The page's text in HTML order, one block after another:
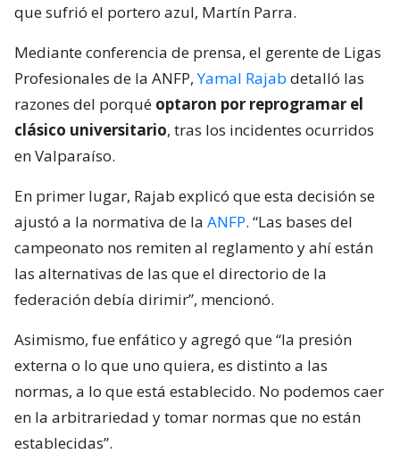
que sufrió el portero azul, Martín Parra.
Mediante conferencia de prensa, el gerente de Ligas
Profesionales de la ANFP,Yamal Rajab detalló las
razones del porqué optaron por reprogramar el
clásico universitario, tras los incidentes ocurridos
en Valparaíso.
En primer lugar, Rajab explicó que esta decisión se
ajustó a la normativa de la ANFP. “Las bases del
campeonato nos remiten al reglamento y ahí están
las alternativas de las que el directorio de la
federación debía dirimir”, mencionó.
Asimismo, fue enfático y agregó que “la presión
externa o lo que uno quiera, es distinto a las
normas, a lo que está establecido. No podemos caer
en la arbitrariedad y tomar normas que no están
establecidas”.